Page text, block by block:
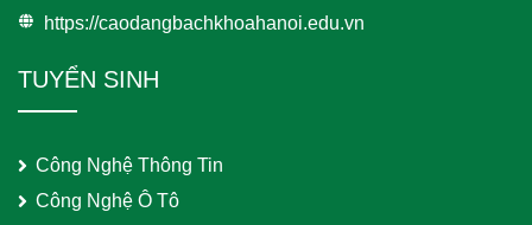
https://caodangbachkhoahanoi.edu.vn
TUYỂN SINH
Công Nghệ Thông Tin
Công Nghệ Ô Tô